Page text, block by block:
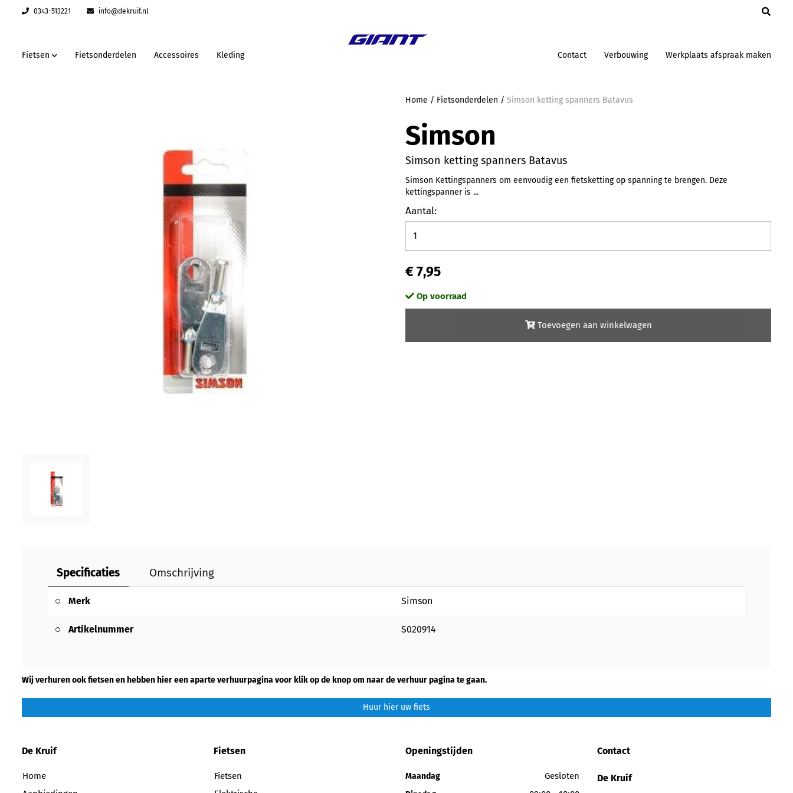
0343-513221 info@dekruif.nl
Fietsen Fietsonderdelen Accessoires Kleding Contact Verbouwing Werkplaats afspraak maken
Home / Fietsonderdelen / Simson ketting spanners Batavus
Simson
Simson ketting spanners Batavus
Simson Kettingspanners om eenvoudig een fietsketting op spanning te brengen. Deze
kettingspanner is ...
Aantal:
€ 7,95
Op voorraad
Toevoegen aan winkelwagen
Specificaties Omschrijving
Merk Simson
Artikelnummer S020914
Wij verhuren ook fietsen en hebben hier een aparte verhuurpagina voor klik op de knop om naar de verhuur pagina te gaan.
Huur hier uw fiets
De Kruif
Home
Fietsen
Fietsen
Openingstijden
Maandag Gesloten
Contact
De Kruif